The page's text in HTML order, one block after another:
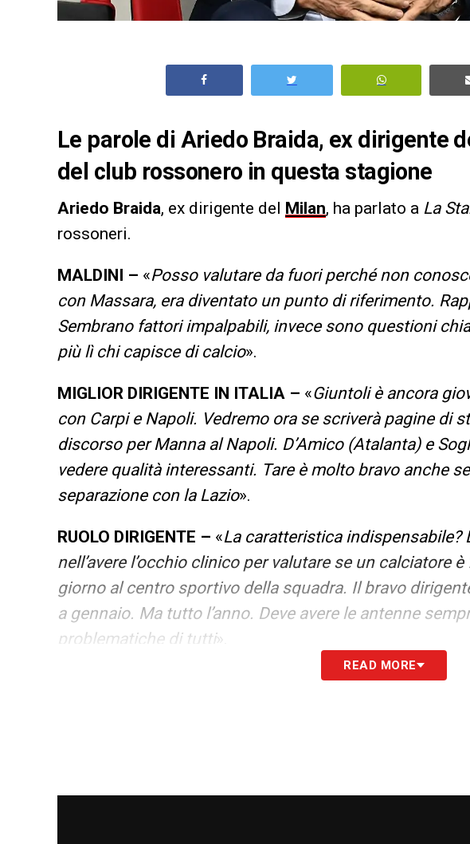
Le parole di Ariedo Braida, ex dirigente
del club rossonero in questa stagione
Ariedo Braida, ex dirigente del Milan, ha parlato a La
rossoneri.
MALDINI – «Posso valutare da fuori perché non
con Massara, era diventato un punto di riferimento.
Sembrano fattori impalpabili, invece sono questioni
più lì chi capisce di calcio».
MIGLIOR DIRIGENTE IN ITALIA – «Giuntoli è ancora
con Carpi e Napoli. Vedremo ora se scriverà pagine di
discorso per Manna al Napoli. D’Amico (Atalanta) e
vedere qualità interessanti. Tare è molto bravo anche
separazione con la Lazio».
RUOLO DIRIGENTE – «La caratteristica indispensabile?
nell’avere l’occhio clinico per valutare se un calciatore
giorno al centro sportivo della squadra. Il bravo
a gennaio. Ma tutto l’anno. Deve avere le antenne
problematiche di tutti».
LEGGI ALTRE NOTIZIE SU MILAN NEWS 24
READ MORE